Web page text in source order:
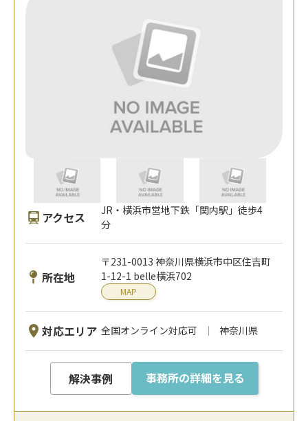
アクセス
JR・横浜市営地下鉄「関内駅」徒歩4
分
所在地
〒231-0013 神奈川県横浜市中区住吉町
1-12-1 belle横浜702
MAP
対応エリア 全国オンライン対応可 神奈川県
解決事例 事務所の詳細を見る